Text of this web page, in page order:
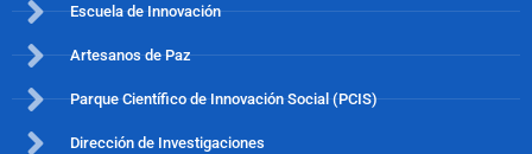
Escuela de Innovación
Artesanos de Paz
Parque Científico de Innovación Social (PCIS)
Dirección de Investigaciones